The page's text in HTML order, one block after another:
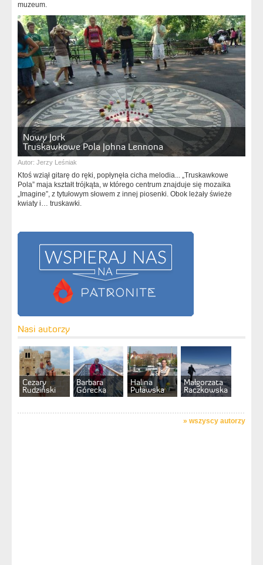
muzeum.
Nowy Jork
Truskawkowe Pola Johna Lennona
Autor: Jerzy Leśniak
Ktoś wziął gitarę do ręki, popłynęła cicha melodia... „Truskawkowe
Pola” maja kształt trójkąta, w którego centrum znajduje się mozaika
„Imagine”, z tytułowym słowem z innej piosenki. Obok leżały świeże
kwiaty i… truskawki.
Nasi autorzy
Cezary
Rudziński
Barbara
Górecka
Halina
Puławska
Małgorzata
Raczkowska
» wszyscy autorzy